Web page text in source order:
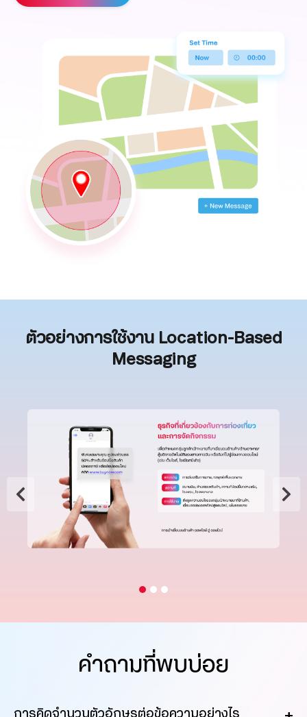
ตัวอย่างการใช้งาน Location-Based
Messaging
คำถามที่พบบ่อย
การคิดจำนวนตัวอักษรต่อข้อความอย่างไร